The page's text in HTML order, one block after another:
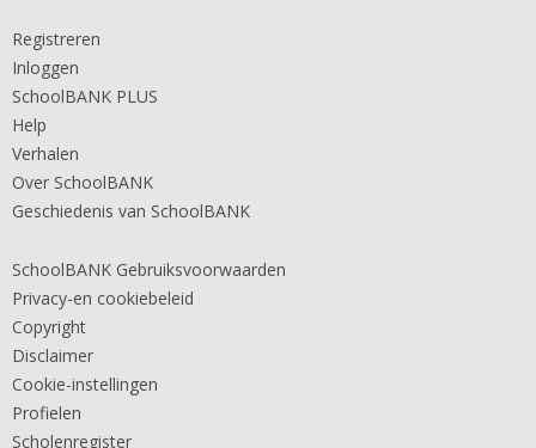
Registreren
Inloggen
SchoolBANK PLUS
Help
Verhalen
Over SchoolBANK
Geschiedenis van SchoolBANK
SchoolBANK Gebruiksvoorwaarden
Privacy-en cookiebeleid
Copyright
Disclaimer
Cookie-instellingen
Profielen
Scholenregister